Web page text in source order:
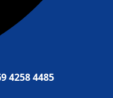
4258 4485